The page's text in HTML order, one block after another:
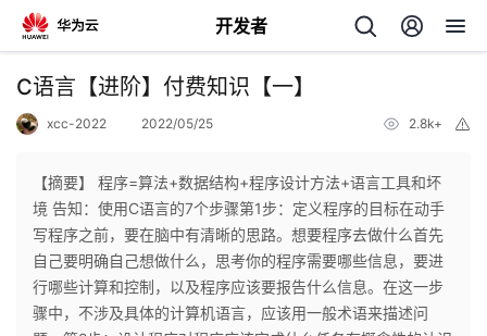
开发者
返
个
人
我
C语言【进阶】付费知识【一】
xcc-2022 2022/05/25 2.8k+
【摘要】 程序=算法+数据结构+程序设计方法+语言工具和坏
境 告知：使用C语言的7个步骤第1步：定义程序的目标在动手
写程序之前，要在脑中有清晰的思路。想要程序去做什么首先
自己要明确自己想做什么，思考你的程序需要哪些信息，要进
行哪些计算和控制，以及程序应该要报告什么信息。在这一步
骤中，不涉及具体的计算机语言，应该用一般术语来描述问